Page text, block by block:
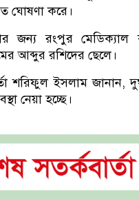
ঘোষণা করে।
জন্য রংপুর মেডিক্যাল
আব্দুর রশিদের ছেলে।
শরিফুল ইসলাম জানান,
নেয়া হচ্ছে।